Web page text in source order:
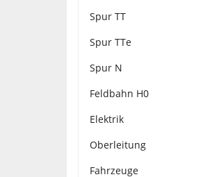
Spur TT
Spur TTe
Spur N
Feldbahn H0
Elektrik
Oberleitung
Fahrzeuge